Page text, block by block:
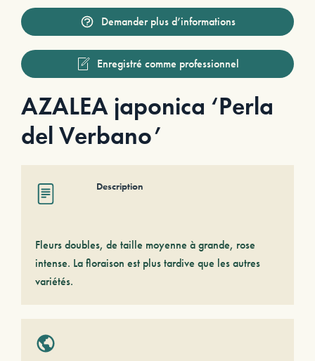
Demander plus d’informations
Enregistré comme professionnel
AZALEA japonica ‘Perla
del Verbano’
Description
Fleurs doubles, de taille moyenne à grande, rose
intense. La floraison est plus tardive que les autres
variétés.